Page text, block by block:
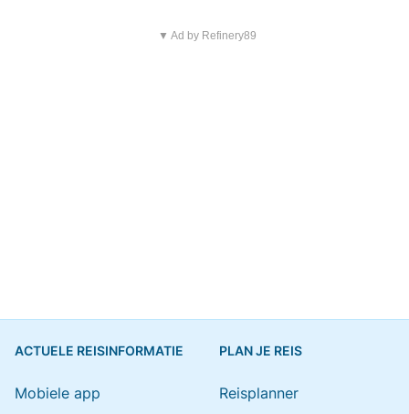
▼ Ad by Refinery89
ACTUELE REISINFORMATIE
Mobiele app
PLAN JE REIS
Reisplanner